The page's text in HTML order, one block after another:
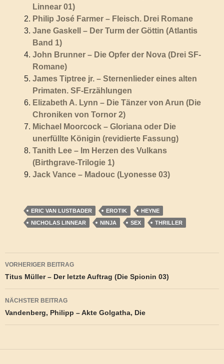
Linnear 01)
Philip José Farmer – Fleisch. Drei Romane
Jane Gaskell – Der Turm der Göttin (Atlantis
Band 1)
John Brunner – Die Opfer der Nova (Drei SF-
Romane)
James Tiptree jr. – Sternenlieder eines alten
Primaten. SF-Erzählungen
Elizabeth A. Lynn – Die Tänzer von Arun (Die
Chroniken von Tornor 2)
Michael Moorcock – Gloriana oder Die
unerfüllte Königin (revidierte Fassung)
Tanith Lee – Im Herzen des Vulkans
(Birthgrave-Trilogie 1)
Jack Vance – Madouc (Lyonesse 03)
ERIC VAN LUSTBADER EROTIK
HEYNE
NICHOLAS LINNEAR
NINJA SEX THRILLER
Beitragsnavigation
VORHERIGER BEITRAG
Titus Müller – Der letzte Auftrag (Die Spionin 03)
NÄCHSTER BEITRAG
Vandenberg, Philipp – Akte Golgatha, Die